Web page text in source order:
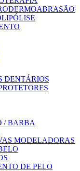
DENTÁRIOS
/ BARBA
MODELADORAS
DE PELO